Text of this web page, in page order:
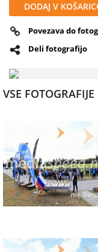
DODAJ V
Povezava do
Deli fotografijo
VSE